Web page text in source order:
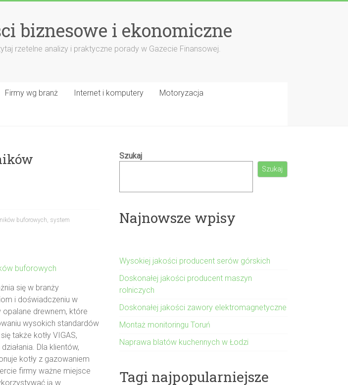
biznesowe i ekonomiczne
rzetelne analizy i praktyczne porady w Gazecie Finansowej.
Firmy wg branż Internet i komputery Motoryzacja
buforowych, system
buforowych
się w branży
i doświadczeniu w
opalane drewnem, które
wysokich standardów
także kotły VIGAS,
Dla klientów,
kotły z gazowaniem
firmy ważne miejsce
ją w
Szukaj
Szukaj
Najnowsze wpisy
Wysokiej jakości producent serów górskich
Doskonałej jakości producent maszyn
rolniczych
Doskonałej jakości zawory elektromagnetyczne
Montaż monitoringu Toruń
Naprawa blatów kuchennych w Łodzi
Tagi najpopularniejsze